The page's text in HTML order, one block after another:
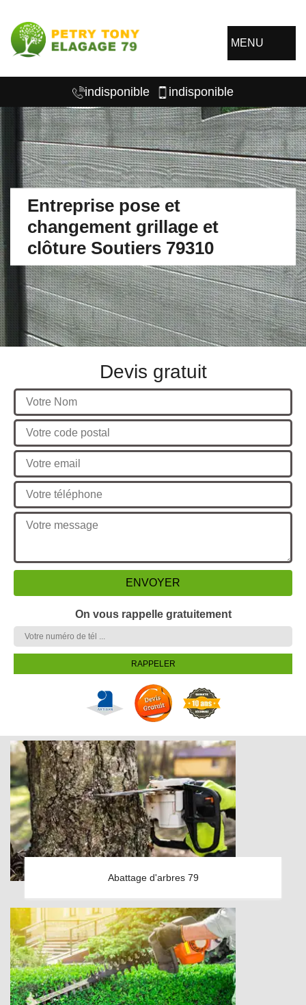
MENU
indisponible indisponible
Entreprise pose et
changement grillage et
clôture Soutiers 79310
Devis gratuit
On vous rappelle gratuitement
Abattage d'arbres 79